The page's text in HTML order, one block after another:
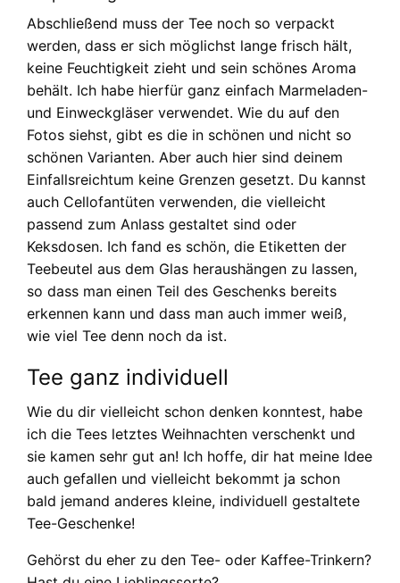
Abschließend muss der Tee noch so verpackt
werden, dass er sich möglichst lange frisch hält,
keine Feuchtigkeit zieht und sein schönes Aroma
behält. Ich habe hierfür ganz einfach Marmeladen-
und Einweckgläser verwendet. Wie du auf den
Fotos siehst, gibt es die in schönen und nicht so
schönen Varianten. Aber auch hier sind deinem
Einfallsreichtum keine Grenzen gesetzt. Du kannst
auch Cellofantüten verwenden, die vielleicht
passend zum Anlass gestaltet sind oder
Keksdosen. Ich fand es schön, die Etiketten der
Teebeutel aus dem Glas heraushängen zu lassen,
so dass man einen Teil des Geschenks bereits
erkennen kann und dass man auch immer weiß,
wie viel Tee denn noch da ist.
Tee ganz individuell
Wie du dir vielleicht schon denken konntest, habe
ich die Tees letztes Weihnachten verschenkt und
sie kamen sehr gut an! Ich hoffe, dir hat meine Idee
auch gefallen und vielleicht bekommt ja schon
bald jemand anderes kleine, individuell gestaltete
Tee-Geschenke!
Gehörst du eher zu den Tee- oder Kaffee-Trinkern?